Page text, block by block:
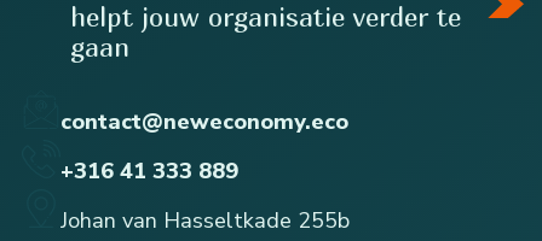
helpt jouw organisatie verder te
gaan
contact@neweconomy.eco
+316 41 333 889
Johan van Hasseltkade 255b